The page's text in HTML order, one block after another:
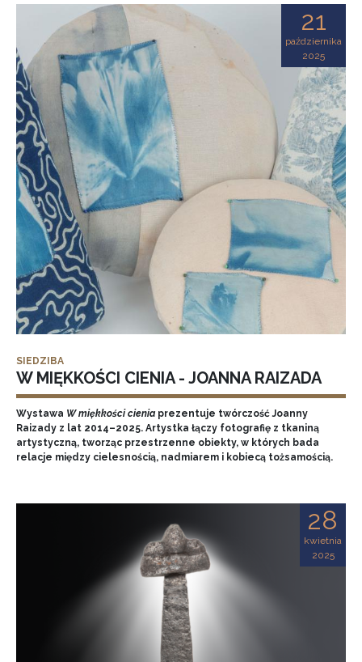
21
października
2025
SIEDZIBA
W MIĘKKOŚCI CIENIA - JOANNA RAIZADA
Wystawa W miękkości cieniaprezentuje twórczość Joanny
Raizady z lat 2014–2025. Artystka łączy fotografię z tkaniną
artystyczną, tworząc przestrzenne obiekty, w których bada
relacje między cielesnością, nadmiarem i kobiecą tożsamością.
28
kwietnia
2025